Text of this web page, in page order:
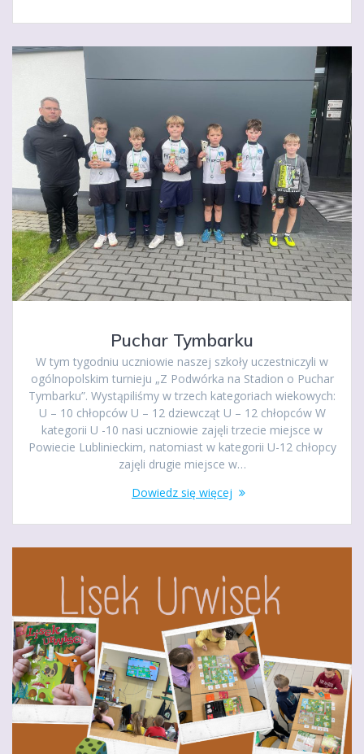
Puchar Tymbarku
W tym tygodniu uczniowie naszej szkoły uczestniczyli w
ogólnopolskim turnieju „Z Podwórka na Stadion o Puchar
Tymbarku”. Wystąpiliśmy w trzech kategoriach wiekowych:
U – 10 chłopców U – 12 dziewcząt U – 12 chłopców W
kategorii U -10 nasi uczniowie zajęli trzecie miejsce w
Powiecie Lublinieckim, natomiast w kategorii U-12 chłopcy
zajęli drugie miejsce w…
Dowiedz się więcej